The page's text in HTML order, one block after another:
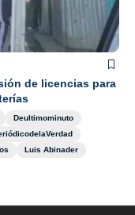
de licencias para
Deultimominuto
Luis Abinader